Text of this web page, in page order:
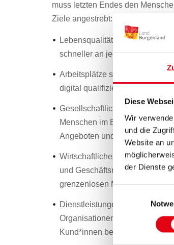
Diese
Wir
und die
Website an
der Dienste
muss letzten Endes den
Ziele angestrebt:
Lebensqualität verbessern –
schneller an jedem Ort im
Arbeitsplätze sichern und
digital qualifizierte
Gesellschaftliche Teilhabe
Menschen im Burgenland
Angeboten und
Wirtschaftliche Möglichkeiten
und Geschäftsmodelle und
grenzenlosen Markt.
Dienstleistungen verbessern
Organisationen und
Kund*innen besser zu